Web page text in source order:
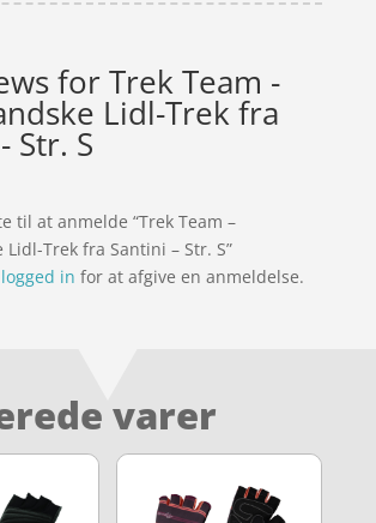
forTrek Team -
Lidl-Trek fra
Str. S
til at anmelde “Trek Team –
Lidl-Trek fra Santini – Str. S”
logged in for at afgive en anmeldelse.
varer